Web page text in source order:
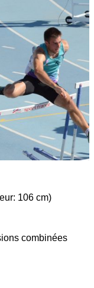
106 cm)
combinées